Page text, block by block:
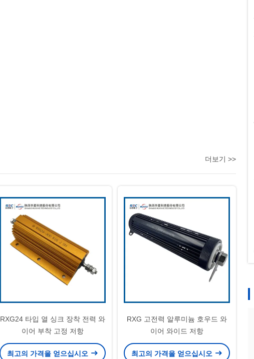
더보기 >>
RXG24 타입 열 싱크 장착 전력 와
이어 부착 고정 저항
최고의 가격을 얻으십시오
RXG 고전력 알루미늄 호우드 와
이어 와이드 저항
최고의 가격을 얻으십시오